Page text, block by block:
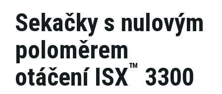
Sekačky s nulovým
poloměrem
otáčení ISX™ 3300